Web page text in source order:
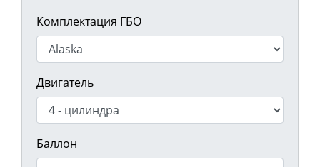
Комплектация ГБО
Двигатель
Баллон